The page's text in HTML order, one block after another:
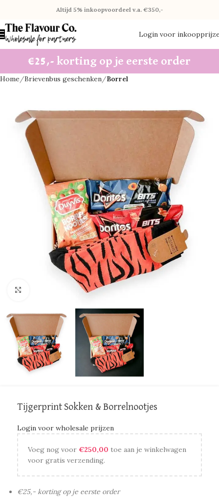
Altijd 5% inkoopvoordeel v.a. €350,-
Login voor
€25,- korting op je eerste order
Home Brievenbus geschenken Borrel
Tijgerprint Sokken & Borrelnootjes
Login voor wholesale prijzen
Voeg nog voor €250,00 toe aan je winkelwagen
voor gratis verzending.
€25,- korting op je eerste order